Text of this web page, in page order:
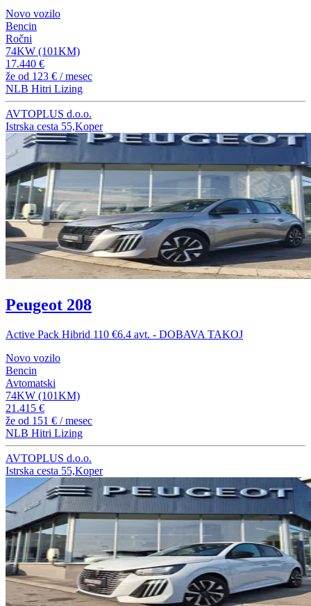
Novo vozilo
Bencin
Ročni
74KW (101KM)
17.440 €
že od 123 € / mesec
NLB Hitri Lizing
AVTOPLUS d.o.o.
Istrska cesta 55,Koper
Peugeot 208
Active Pack Hibrid 110 €6.4 avt. - DOBAVA TAKOJ
Novo vozilo
Bencin
Avtomatski
74KW (101KM)
21.415 €
že od 151 € / mesec
NLB Hitri Lizing
AVTOPLUS d.o.o.
Istrska cesta 55,Koper